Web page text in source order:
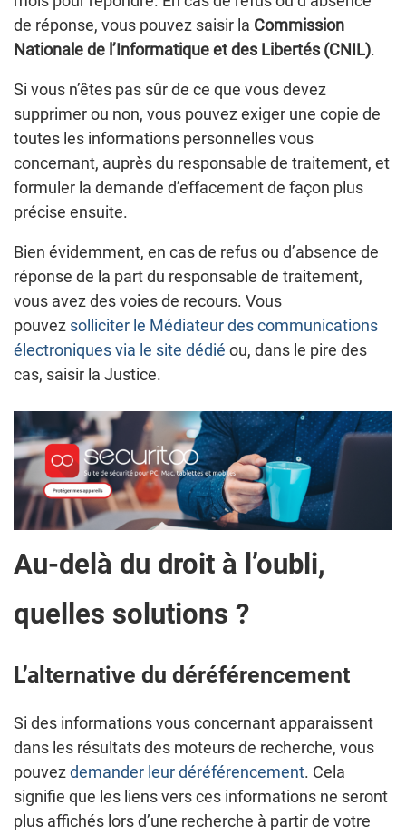
de réponse, vous pouvez saisir la Commission
Nationale de l’Informatique et des Libertés (CNIL).
Si vous n’êtes pas sûr de ce que vous devez
supprimer ou non, vous pouvez exiger une copie de
toutes les informations personnelles vous
concernant, auprès du responsable de traitement, et
formuler la demande d’effacement de façon plus
précise ensuite.
Bien évidemment, en cas de refus ou d’absence de
réponse de la part du responsable de traitement,
vous avez des voies de recours. Vous
pouvez solliciter le Médiateur des communications
électroniques via le site dédié ou, dans le pire des
cas, saisir la Justice.
Au-delà du droit à l’oubli,
quelles solutions ?
L’alternative du déréférencement
Si des informations vous concernant apparaissent
dans les résultats des moteurs de recherche, vous
pouvez demander leur déréférencement. Cela
signifie que les liens vers ces informations ne seront
plus affichés lors d’une recherche à partir de votre